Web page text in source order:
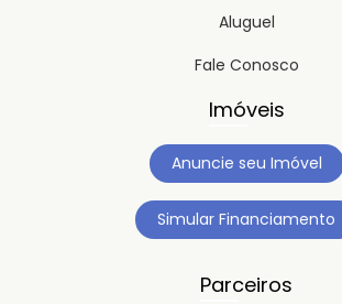
Aluguel
Fale Conosco
Imóveis
Anuncie seu Imóvel
Simular Financiamento
Parceiros